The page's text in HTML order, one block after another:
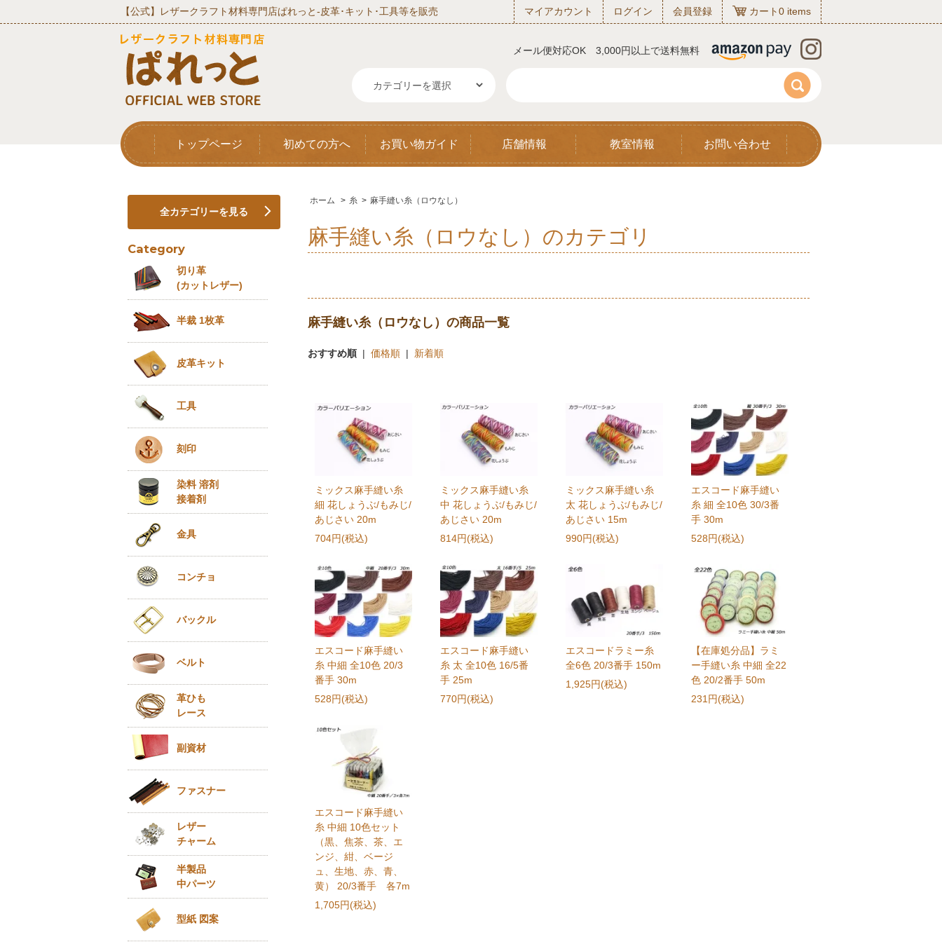
【公式】レザークラフト材料専門店ぱれっと‐皮革･キット･工具等を販売 マイアカウント ログイン 会員登録 カート0 items
メール便対応OK 3,000円以上で送料無料
トップページ 初めての方へ お買い物ガイド 店舗情報 教室情報 お問い合わせ
ホーム > 糸 > 麻手縫い糸（ロウなし）
麻手縫い糸（ロウなし）のカテゴリ
麻手縫い糸（ロウなし）の商品一覧
おすすめ順 |価格順 | 新着順
ミックス麻手縫い糸
細 花しょうぶ/もみじ/
あじさい 20m
704円(税込)
ミックス麻手縫い糸
中 花しょうぶ/もみじ/
あじさい 20m
814円(税込)
ミックス麻手縫い糸
太 花しょうぶ/もみじ/
あじさい 15m
990円(税込)
エスコード麻手縫い
糸 細 全10色 30/3番
手 30m
528円(税込)
エスコード麻手縫い
糸 中細 全10色 20/3
番手 30m
528円(税込)
エスコード麻手縫い
糸 太 全10色 16/5番
手 25m
770円(税込)
エスコードラミー糸
全6色 20/3番手 150m
1,925円(税込)
【在庫処分品】ラミ
ー手縫い糸 中細 全22
色 20/2番手 50m
231円(税込)
エスコード麻手縫い
糸 中細 10色セット
（黒、焦茶、茶、エ
ンジ、紺、ベージ
ュ、生地、赤、青、
黄） 20/3番手 各7m
1,705円(税込)
全カテゴリーを見る
Category
切り革
(カットレザー)
半裁 1枚革
皮革キット
工具
刻印
染料 溶剤
接着剤
金具
コンチョ
バックル
ベルト
革ひも
レース
副資材
ファスナー
レザー
チャーム
半製品
中パーツ
型紙 図案